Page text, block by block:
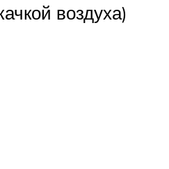
воздуха)